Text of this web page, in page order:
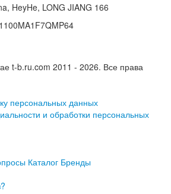
HeyHe, LONG JIANG 166
t-b.ru.com 2011 - 2026. Все права
персональных данных
и обработки персональных
Каталог Бренды